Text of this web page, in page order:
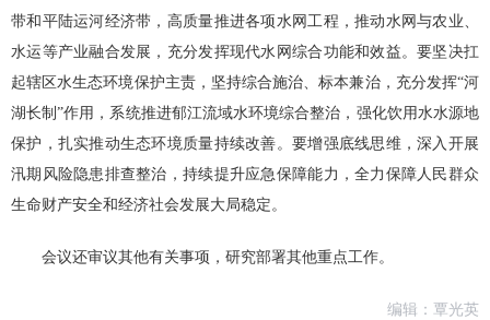
带和平陆运河经济带，高质量推进各项水网工程，推动水网与农业、
水运等产业融合发展，充分发挥现代水网综合功能和效益。要坚决扛
起辖区水生态环境保护主责，坚持综合施治、标本兼治，充分发挥“河
湖长制”作用，系统推进郁江流域水环境综合整治，强化饮用水水源地
保护，扎实推动生态环境质量持续改善。要增强底线思维，深入开展
汛期风险隐患排查整治，持续提升应急保障能力，全力保障人民群众
生命财产安全和经济社会发展大局稳定。
会议还审议其他有关事项，研究部署其他重点工作。
编辑：覃光英